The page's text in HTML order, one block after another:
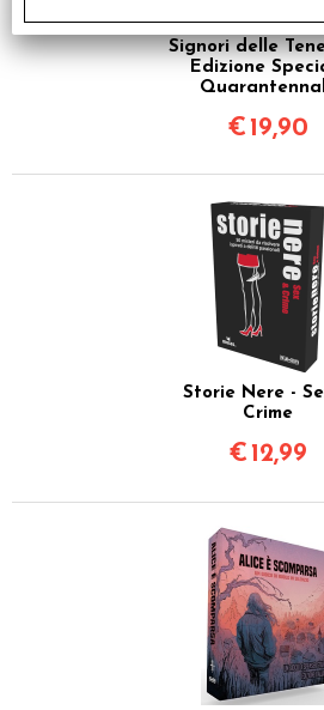
Lupo Solitario
Signori delle
Edizione
€ 19,90
Storie Nere -
Crime
€ 12,99